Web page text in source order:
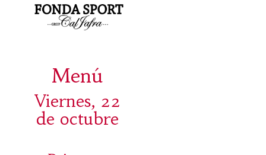
Menú
Viernes, 22
de octubre